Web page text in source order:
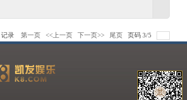
记录 第一页 <<上一页 下一页>> 尾页 页码 3/5